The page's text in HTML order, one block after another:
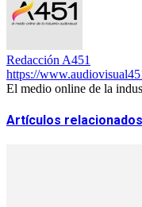
Redacción A451
https://
El medio online de la
Artículos relacionados